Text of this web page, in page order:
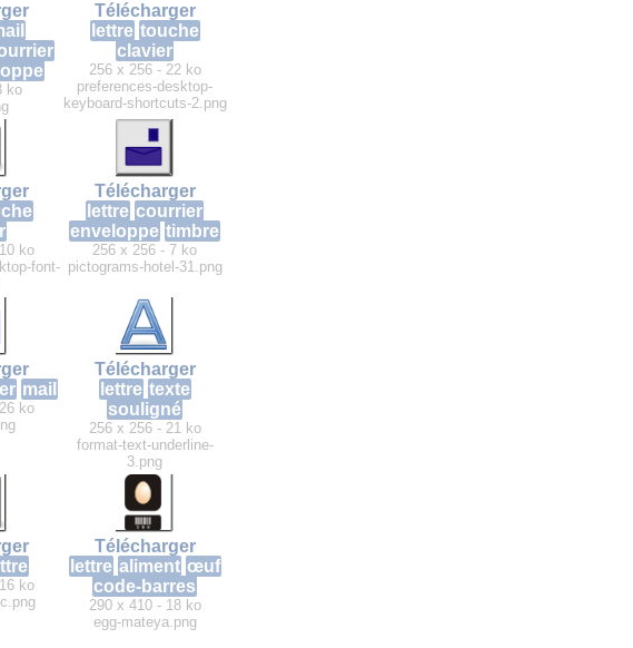
ko
Télécharger
lettre touche
clavier
256 x 256 - 22 ko
preferences-desktop-
keyboard-shortcuts-2.png
ko
font-
Télécharger
lettre courrier
enveloppe timbre
256 x 256 - 7 ko
pictograms-hotel-31.png
mail
ko
Télécharger
lettre texte
souligné
256 x 256 - 21 ko
format-text-underline-
3.png
ko
Télécharger
lettre aliment œuf
code-barres
290 x 410 - 18 ko
egg-mateya.png